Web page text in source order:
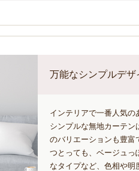
万能なシンプルデザ
インテリアで一番人気の
シンプルな無地カーテ
のバリエーションも豊富
つとっても、ベージュっ
なタイプなど、色相や明